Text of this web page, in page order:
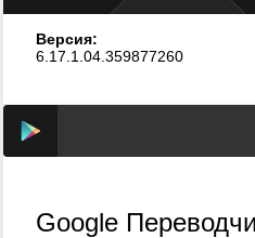
Версия:
6.17.1.04.359877260
Google